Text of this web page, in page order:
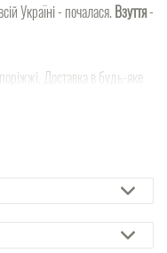
Україні - почалася.Взуття-
Доставка в будь-яке
- 1-2 дня!
розділах.